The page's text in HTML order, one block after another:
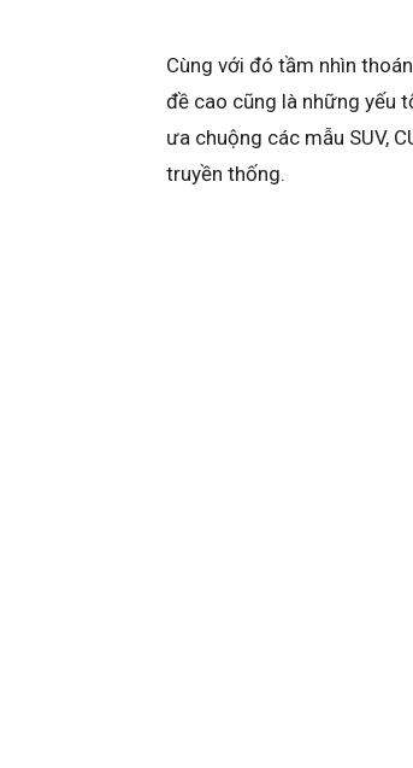
Cùng với đó tầm nhìn
đề cao cũng là những yếu
ưa chuộng các mẫu SUV,
truyền thống.